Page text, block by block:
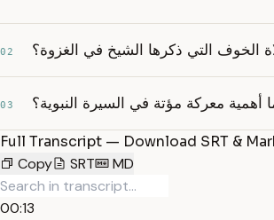
02 الخوف التي ذكرها الشيخ في الغزوة؟
03 أهمية معركة مؤتة في السيرة النبوية؟
Full Transcript — Download SRT &
Copy
SRT MD
00:13